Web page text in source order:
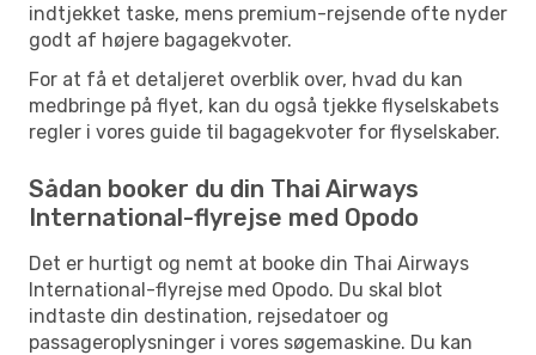
indtjekket taske, mens premium-rejsende ofte nyder
godt af højere bagagekvoter.
For at få et detaljeret overblik over, hvad du kan
medbringe på flyet, kan du også tjekke flyselskabets
regler i vores guide til bagagekvoter for flyselskaber.
Sådan booker du din Thai Airways
International-flyrejse med Opodo
Det er hurtigt og nemt at booke din Thai Airways
International-flyrejse med Opodo. Du skal blot
indtaste din destination, rejsedatoer og
passageroplysninger i vores søgemaskine. Du kan